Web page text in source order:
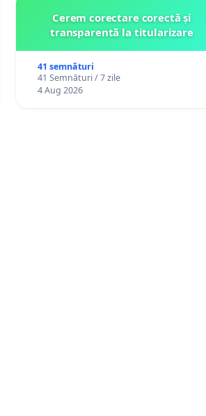
Cerem corectare corectă și
transparentă la titularizare
41 semnături
41 Semnături / 7 zile
4 Aug 2026